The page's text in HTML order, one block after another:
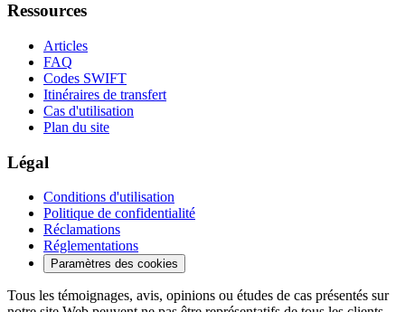
Ressources
Articles
FAQ
Codes SWIFT
Itinéraires de transfert
Cas d'utilisation
Plan du site
Légal
Conditions d'utilisation
Politique de confidentialité
Réclamations
Réglementations
Paramètres des cookies
Tous les témoignages, avis, opinions ou études de cas présentés sur